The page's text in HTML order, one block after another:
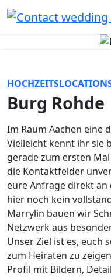
Burg Rohde
Im Raum Aachen eine
Vielleicht kennt ihr sie
gerade zum ersten Mal
die Kontaktfelder
eure Anfrage direkt
hier noch kein
Marrylin bauen wir
Netzwerk aus
Unser Ziel ist es, euch
zum Heiraten zu
Profil mit Bildern,